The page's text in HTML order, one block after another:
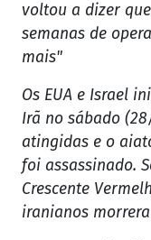
voltou a dizer
semanas de
mais"
Os EUA e Israel
Irã no sábado
atingidas e o
foi assassinado.
Crescente
iranianos